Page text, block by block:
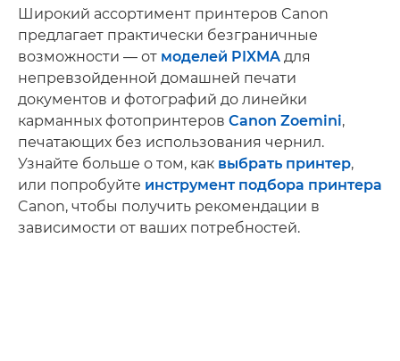
Широкий ассортимент принтеров Canon
предлагает практически безграничные
возможности — от моделей PIXMA для
непревзойденной домашней печати
документов и фотографий до линейки
карманных фотопринтеров Canon Zoemini,
печатающих без использования чернил.
Узнайте больше о том, как выбрать принтер,
или попробуйте инструмент подбора принтера
Canon, чтобы получить рекомендации в
зависимости от ваших потребностей.